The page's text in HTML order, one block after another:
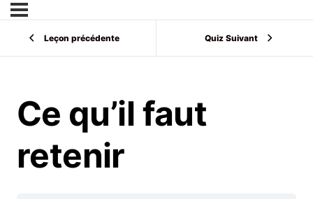
Leçon précédente Quiz Suivant
Ce qu’il faut
retenir